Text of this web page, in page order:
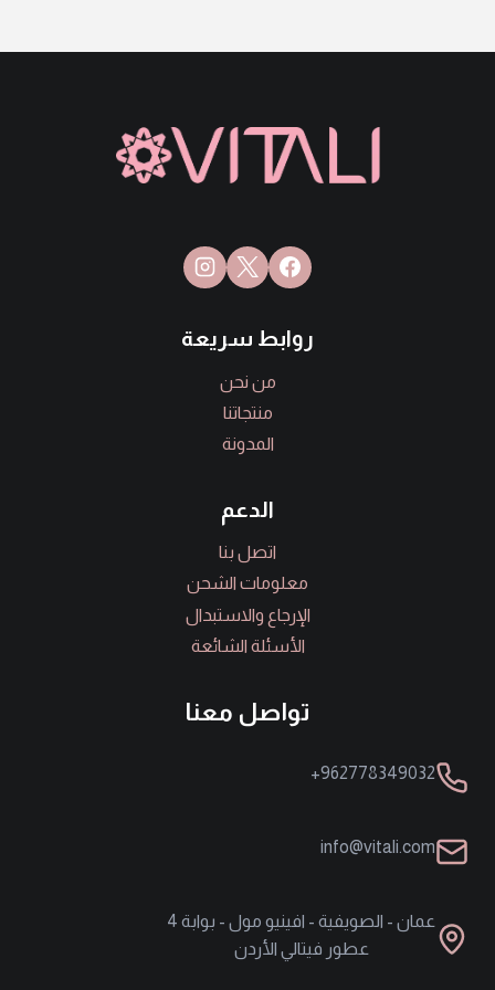
روابط سريعة
من نحن
منتجاتنا
المدونة
الدعم
اتصل بنا
معلومات الشحن
الإرجاع والاستبدال
الأسئلة الشائعة
تواصل معنا
962778349032+
info@vitali.com
عمان - الصويفية - افينيو مول - بوابة 4
عطور فيتالي الأردن